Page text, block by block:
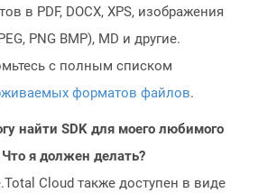
в PDF, DOCX, XPS, изображения
PNG BMP), MD и другие.
с полным списком
форматов файлов.
найти SDK для моего любимого
я должен делать?
Cloud также доступен в виде